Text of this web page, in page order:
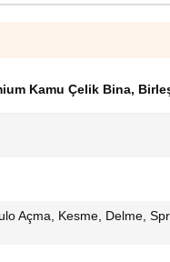
Kamu Çelik Bina,
Açma, Kesme, Delme,